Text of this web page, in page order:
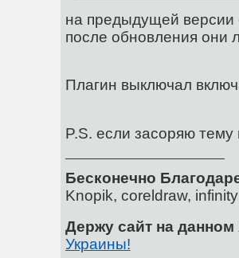
на предыдущей версии
после обновления они
Плагин выключал
P.S. если засоряю
Бесконечно
Knopik, coreldraw,
Держу сайт на данном
Украины!